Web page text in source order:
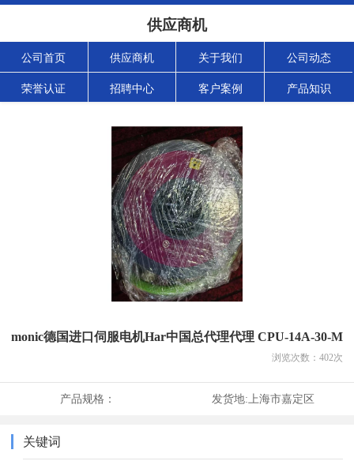
供应商机
公司首页 供应商机 关于我们 公司动态
荣誉认证 招聘中心 客户案例 产品知识
monic德国进口伺服电机Har中国总代理代理 CPU-14A-30-M
浏览次数： 402次
产品规格： 发货地: 上海市嘉定区
关键词